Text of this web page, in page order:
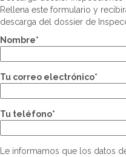
Rellena este formulario y
descarga del dossier de
Nombre*
Tu correo electrónico*
Tu teléfono*
Le informamos que los datos